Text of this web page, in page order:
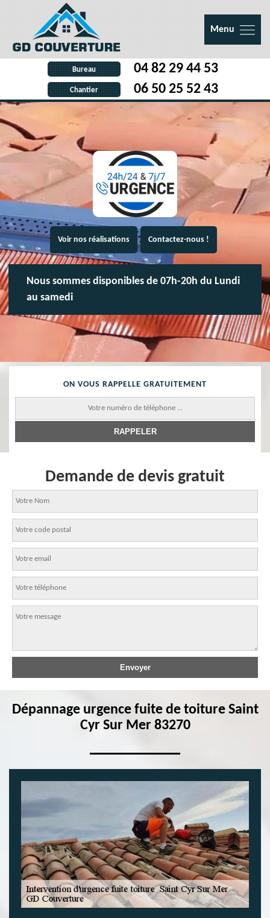
Menu
Bureau 04 82 29 44 53
Chantier 06 50 25 52 43
Voir nos réalisations Contactez-nous !
Nous sommes disponibles de 07h-20h du Lundi
au samedi
ON VOUS RAPPELLE GRATUITEMENT
Demande de devis gratuit
Dépannage urgence fuite de toiture Saint
Cyr Sur Mer 83270